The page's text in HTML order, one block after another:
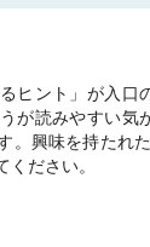
ヒント」が入口
が読みやすい気
。興味を持たれ
ください。